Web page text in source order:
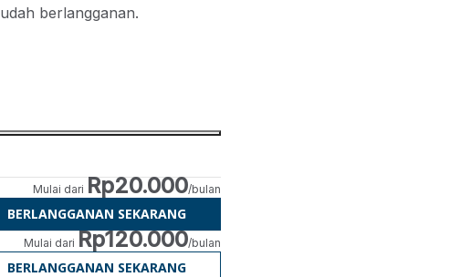
berlangganan.
Mulai dari Rp20.000/bulan
BERLANGGANAN SEKARANG
Mulai dari Rp120.000/bulan
BERLANGGANAN SEKARANG